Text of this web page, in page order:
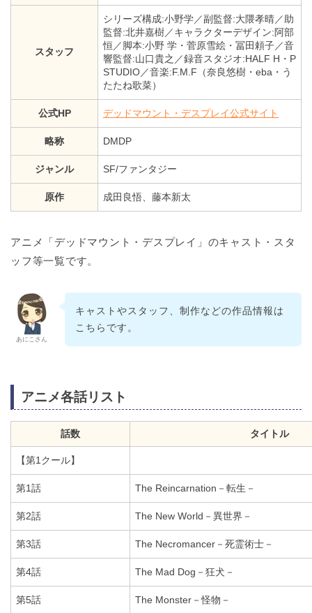
スタッフ
シリーズ構成:小野学／副監督:大隈孝晴／助
監督:北井嘉樹／キャラクターデザイン:阿部
恒／脚本:小野 学・菅原雪絵・冨田頼子／音
響監督:山口貴之／録音スタジオ:HALF H・P
STUDIO／音楽:F.M.F（奈良悠樹・eba・う
たたね歌菜）
公式HP デッドマウント・デスプレイ公式サイト
略称 DMDP
ジャンル SF/ファンタジー
原作 成田良悟、藤本新太
アニメ「デッドマウント・デスプレイ」のキャスト・スタ
ッフ等一覧です。
あにこさん
キャストやスタッフ、制作などの作品情報は
こちらです。
アニメ各話リスト
話数 タイトル
【第1クール】
第1話 The Reincarnation－転生－
第2話 The New World－異世界－
第3話 The Necromancer－死霊術士－
第4話 The Mad Dog－狂犬－
第5話 The Monster－怪物－